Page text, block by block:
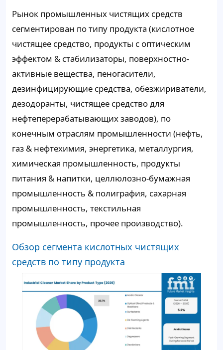
Рынок промышленных чистящих средств
сегментирован по типу продукта (кислотное
чистящее средство, продукты с оптическим
эффектом & стабилизаторы, поверхностно-
активные вещества, пеногасители,
дезинфицирующие средства, обезжириватели,
дезодоранты, чистящее средство для
нефтеперерабатывающих заводов), по
конечным отраслям промышленности (нефть,
газ & нефтехимия, энергетика, металлургия,
химическая промышленность, продукты
питания & напитки, целлюлозно-бумажная
промышленность & полиграфия, сахарная
промышленность, текстильная
промышленность, прочее производство).
Обзор сегмента кислотных чистящих
средств по типу продукта